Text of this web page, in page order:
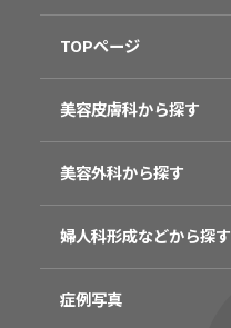
TOPページ
美容皮膚科から探す
美容外科から探す
婦人科形成などから探す
症例写真